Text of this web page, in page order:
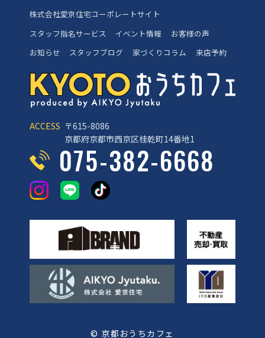
ACCESS 〒615-8086
京都府京都市西京区桂乾町14番地1
075-382-6668
© 京都おうちカフェ
株式会社愛京住宅コーポレートサイト
スタッフ指名サービス
イベント情報
お客様の声
お知らせ
スタッフブログ 家づくりコラム 来店予約